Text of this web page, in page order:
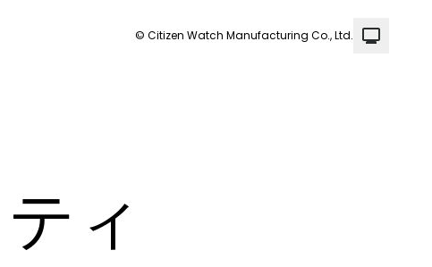
© Citizen Watch Manufacturing Co., Ltd.
ィ